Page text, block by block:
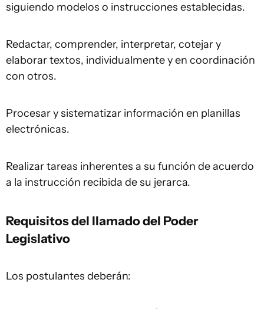
siguiendo modelos o instrucciones establecidas.
Redactar, comprender, interpretar, cotejar y
elaborar textos, individualmente y en coordinación
con otros.
Procesar y sistematizar información en planillas
electrónicas.
Realizar tareas inherentes a su función de acuerdo
a la instrucción recibida de su jerarca.
Requisitos del llamado del Poder
Legislativo
Los postulantes deberán: